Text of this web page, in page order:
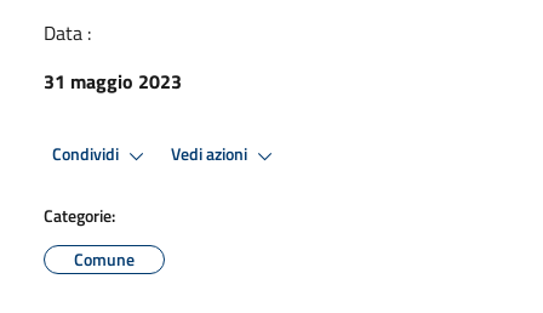
Data :
31 maggio 2023
Condividi Vedi azioni
Categorie:
Comune